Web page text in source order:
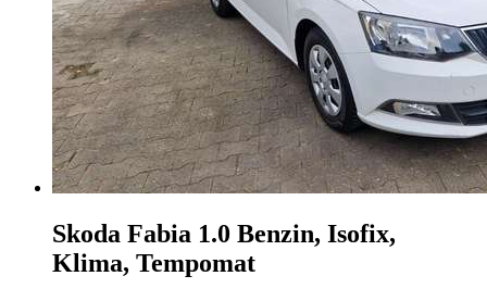
Skoda Fabia 1.0 Benzin, Isofix,
Klima, Tempomat